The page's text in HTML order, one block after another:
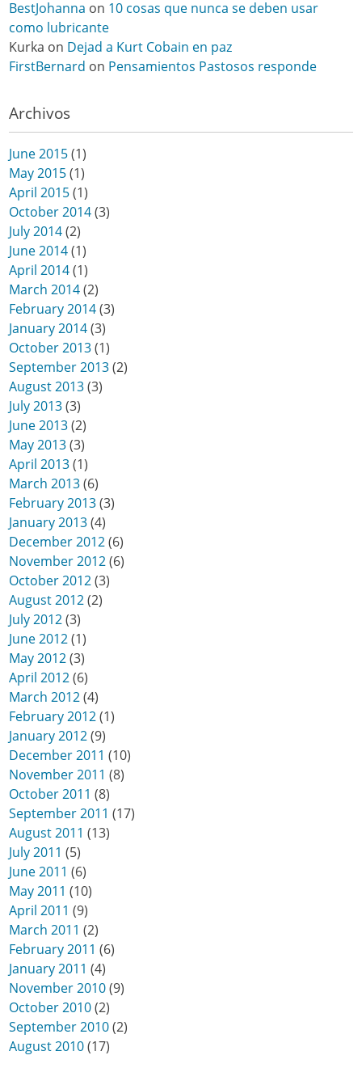
BestJohanna on 10 cosas que nunca se deben usar
como lubricante
Kurka on Dejad a Kurt Cobain en paz
FirstBernard on Pensamientos Pastosos responde
Archivos
June 2015(1)
May 2015(1)
April 2015(1)
October 2014(3)
July 2014(2)
June 2014(1)
April 2014(1)
March 2014(2)
February 2014(3)
January 2014(3)
October 2013(1)
September 2013(2)
August 2013(3)
July 2013(3)
June 2013(2)
May 2013(3)
April 2013(1)
March 2013(6)
February 2013(3)
January 2013(4)
December 2012(6)
November 2012(6)
October 2012(3)
August 2012(2)
July 2012(3)
June 2012(1)
May 2012(3)
April 2012(6)
March 2012(4)
February 2012(1)
January 2012(9)
December 2011 (10)
November 2011 (8)
October 2011 (8)
September 2011 (17)
August 2011 (13)
July 2011 (5)
June 2011 (6)
May 2011 (10)
April 2011 (9)
March 2011 (2)
February 2011 (6)
January 2011 (4)
November 2010(9)
October 2010(2)
September 2010(2)
August 2010(17)